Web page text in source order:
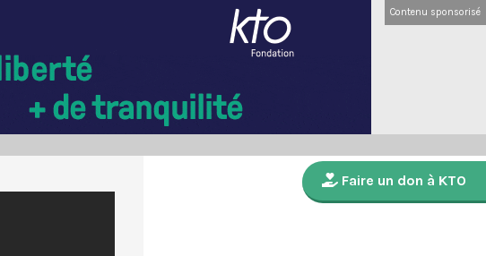
Contenu sponsorisé
Faire un don à KTO